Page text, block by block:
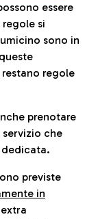
essere
si
sono in
regole
prenotare
servizio che
dedicata.
previste
in